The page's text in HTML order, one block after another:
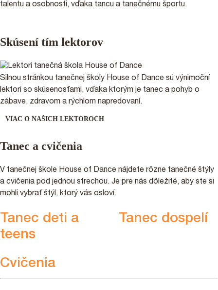
talentu a osobnosti, vďaka tancu a tanečnému športu.
Skúsení tím lektorov
Silnou stránkou tanečnej školy House of Dance sú výnimoční
lektori so skúsenosťami, vďaka ktorým je tanec a pohyb o
zábave, zdravom a rýchlom napredovaní.
VIAC O NAŠICH LEKTOROCH
Tanec a cvičenia
V tanečnej škole House of Dance nájdete rôzne tanečné štýly
a cvičenia pod jednou strechou. Je pre nás dôležité, aby ste si
mohli vybrať štýl, ktorý vás osloví.
Tanec deti a
teens
Tanec dospelí
Cvičenia